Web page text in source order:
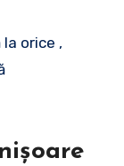
orice ,